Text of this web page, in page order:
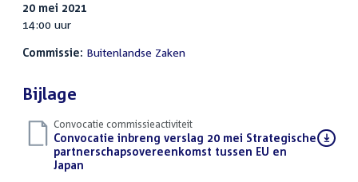
20 mei 2021
14:00 uur
Commissie: Buitenlandse Zaken
Bijlage
Convocatie commissieactiviteit
Download
bestand:
Convocatie inbreng verslag 20 mei Strategische
partnerschapsovereenkomst tussen EU en
Japan